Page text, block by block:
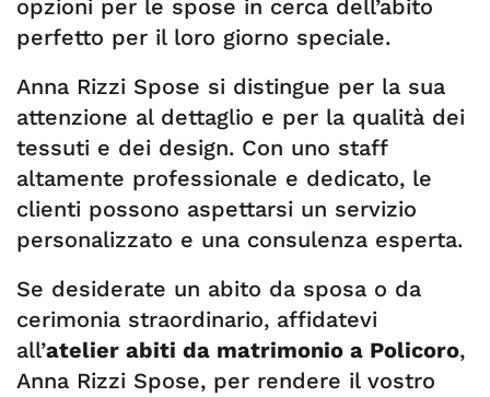
opzioni per le spose in cerca dell’abito
perfetto per il loro giorno speciale.
Anna Rizzi Spose si distingue per la sua
attenzione al dettaglio e per la qualità dei
tessuti e dei design. Con uno staff
altamente professionale e dedicato, le
clienti possono aspettarsi un servizio
personalizzato e una consulenza esperta.
Se desiderate un abito da sposa o da
cerimonia straordinario, affidatevi
all’atelier abiti da matrimonio a Policoro,
Anna Rizzi Spose, per rendere il vostro